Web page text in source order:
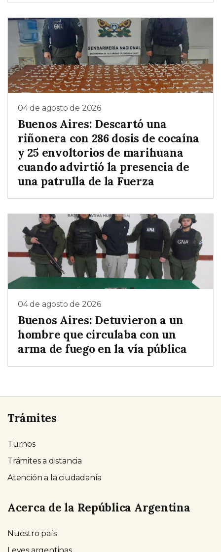
04 de agosto de 2026
Buenos Aires: Descartó una
riñonera con 286 dosis de cocaína
y 25 envoltorios de marihuana
cuando advirtió la presencia de
una patrulla de la Fuerza
04 de agosto de 2026
Buenos Aires: Detuvieron a un
hombre que circulaba con un
arma de fuego en la vía pública
Trámites
Turnos
Trámites a distancia
Atención a la ciudadanía
Acerca de la República Argentina
Nuestro país